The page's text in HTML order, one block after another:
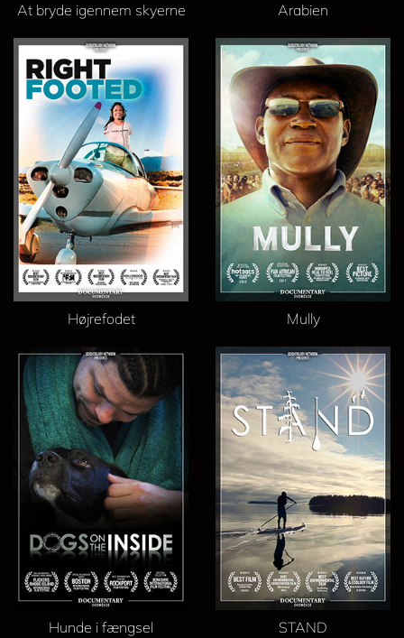
At bryde igennem skyerne Arabien
Højrefodet Mully
Hunde i fængsel STAND